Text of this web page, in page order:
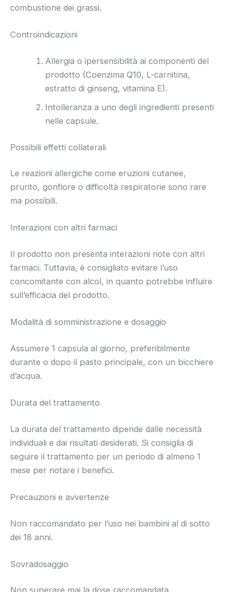
combustione dei grassi.
Controindicazioni
Allergia o ipersensibilità ai componenti del
prodotto (Coenzima Q10, L-carnitina,
estratto di ginseng, vitamina E).
Intolleranza a uno degli ingredienti presenti
nelle capsule.
Possibili effetti collaterali
Le reazioni allergiche come eruzioni cutanee,
prurito, gonfiore o difficoltà respiratorie sono rare
ma possibili.
Interazioni con altri farmaci
Il prodotto non presenta interazioni note con altri
farmaci. Tuttavia, è consigliato evitare l’uso
concomitante con alcol, in quanto potrebbe influire
sull’efficacia del prodotto.
Modalità di somministrazione e dosaggio
Assumere 1 capsula al giorno, preferibilmente
durante o dopo il pasto principale, con un bicchiere
d’acqua.
Durata del trattamento
La durata del trattamento dipende dalle necessità
individuali e dai risultati desiderati. Si consiglia di
seguire il trattamento per un periodo di almeno 1
mese per notare i benefici.
Precauzioni e avvertenze
Non raccomandato per l’uso nei bambini al di sotto
dei 18 anni.
Sovradosaggio